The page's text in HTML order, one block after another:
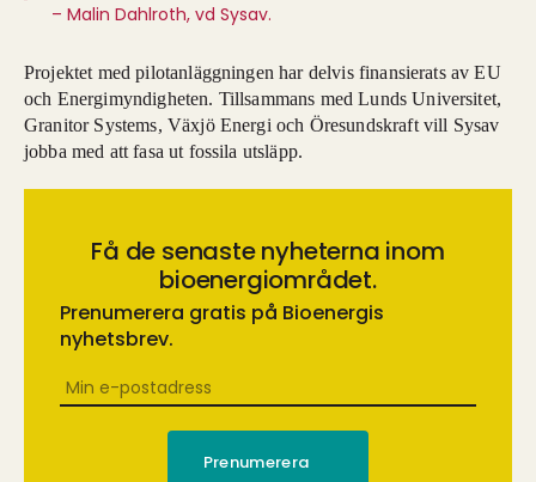
– Malin Dahlroth, vd Sysav.
Projektet med pilotanläggningen har delvis finansierats av EU
och Energimyndigheten. Tillsammans med Lunds Universitet,
Granitor Systems, Växjö Energi och Öresundskraft vill Sysav
jobba med att fasa ut fossila utsläpp.
Få de senaste nyheterna inom
bioenergiområdet.
Prenumerera gratis på Bioenergis
nyhetsbrev.